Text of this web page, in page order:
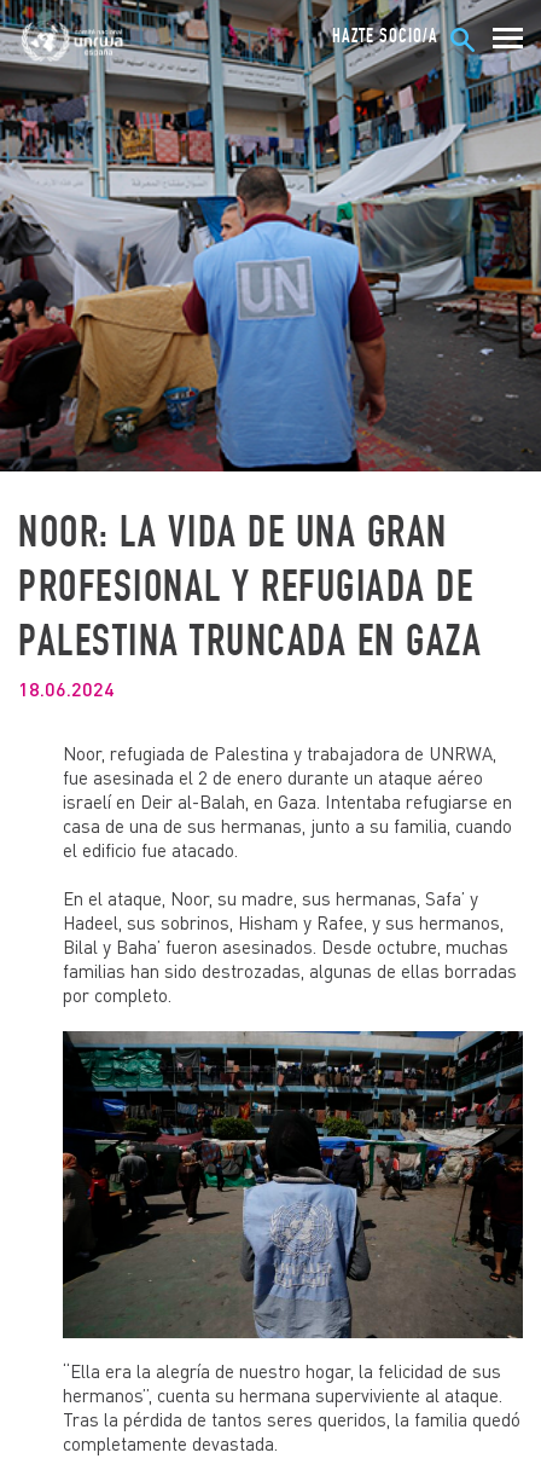
HAZTE SOCIO/A
NOOR: LA VIDA DE UNA GRAN
PROFESIONAL Y REFUGIADA DE
PALESTINA TRUNCADA EN GAZA
18.06.2024
Noor, refugiada de Palestina y trabajadora de UNRWA,
fue asesinada el 2 de enero durante un ataque aéreo
israelí en Deir al-Balah, en Gaza. Intentaba refugiarse en
casa de una de sus hermanas, junto a su familia, cuando
el edificio fue atacado.
En el ataque, Noor, su madre, sus hermanas, Safa’ y
Hadeel, sus sobrinos, Hisham y Rafee, y sus hermanos,
Bilal y Baha’ fueron asesinados. Desde octubre, muchas
familias han sido destrozadas, algunas de ellas borradas
por completo.
“Ella era la alegría de nuestro hogar, la felicidad de sus
hermanos”, cuenta su hermana superviviente al ataque.
Tras la pérdida de tantos seres queridos, la familia quedó
completamente devastada.